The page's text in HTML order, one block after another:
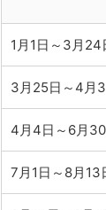
1月1日～3月24
3月25日～4月3
4月4日～6月
7月1日～8月13